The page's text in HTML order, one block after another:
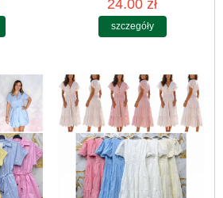
24.00 zł
szczegóły